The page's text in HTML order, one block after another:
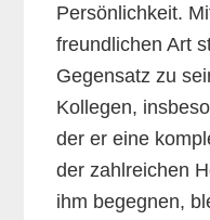
Persönlichkeit.
freundlichen Art
Gegensatz zu
Kollegen,
der er eine
der zahlreichen
ihm begegnen,